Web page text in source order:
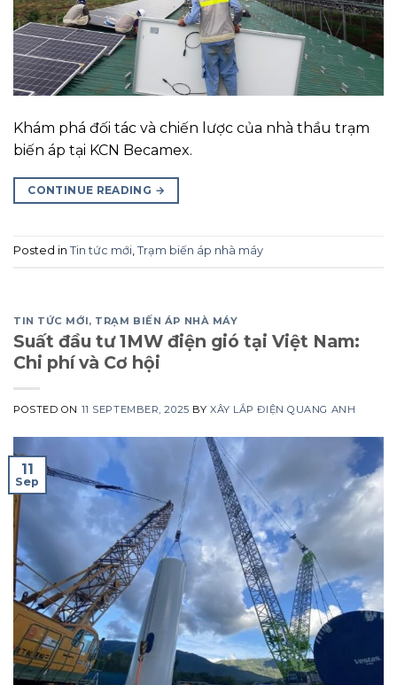
Khám phá đối tác và chiến lược của nhà thầu trạm
biến áp tại KCN Becamex.
CONTINUE READING →
Posted in Tin tức mới Trạm biến áp nhà máy
TIN TỨC MỚI, TRẠM BIẾN ÁP NHÀ MÁY
Suất đầu tư 1MW điện gió tại Việt Nam:
Chi phí và Cơ hội
POSTED ON 11 SEPTEMBER, 2025 BY XÂY LẮP ĐIỆN QUANG ANH
11
Sep